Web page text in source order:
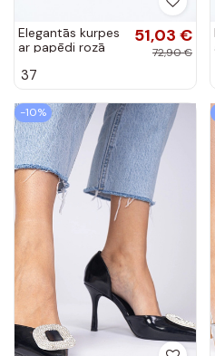
Elegantās kurpes
ar papēdi rozā
51,03 €
72,90 €
37
-10%